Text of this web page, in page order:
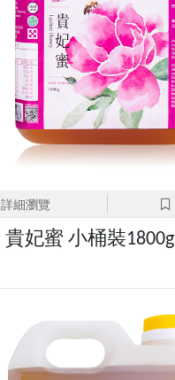
詳細瀏覽
貴妃蜜 小桶裝1800g